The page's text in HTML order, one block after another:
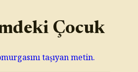
Çocuk
taşıyan metin.